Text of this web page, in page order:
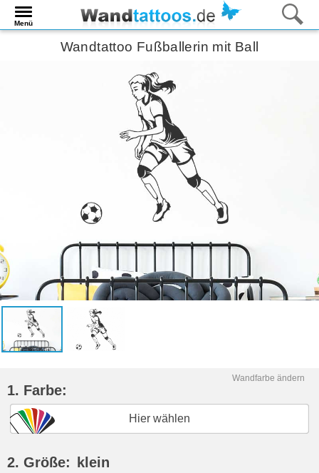
Menü
Wandtattoo Fußballerin mit Ball
Wandfarbe ändern
1. Farbe:
Hier wählen
2. Größe: klein